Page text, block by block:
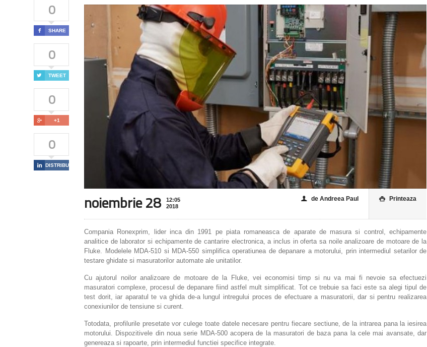
0
 SHARE
0
 TWEET
0
 +1
0
 DISTRIBUIE
noiembrie 28
12:05
2018
 Printeaza
👤 de Andreea Paul
Compania Ronexprim, lider inca din 1991 pe piata romaneasca de aparate de masura si control, echipamente
analitice de laborator si echipamente de cantarire electronica, a inclus in oferta sa noile analizoare de motoare de la
Fluke. Modelele MDA-510 si MDA-550 simplifica operatiunea de depanare a motorului, prin intermediul setarilor de
testare ghidate si masuratorilor automate ale unitatilor.
Cu ajutorul noilor analizoare de motoare de la Fluke, vei economisi timp si nu va mai fi nevoie sa efectuezi
masuratori complexe, procesul de depanare fiind astfel mult simplificat. Tot ce trebuie sa faci este sa alegi tipul de
test dorit, iar aparatul te va ghida de-a lungul intregului proces de efectuare a masuratorii, dar si pentru realizarea
conexiunilor de tensiune si curent.
Totodata, profilurile presetate vor culege toate datele necesare pentru fiecare sectiune, de la intrarea pana la iesirea
motorului. Dispozitivele din noua serie MDA-500 acopera de la masuratori de baza pana la cele mai avansate, dar
genereaza si rapoarte, prin intermediul functiei specifice integrate.